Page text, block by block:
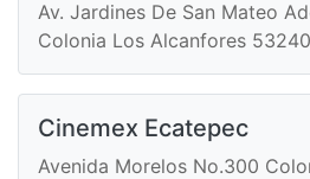
Av. Jardines De San Mateo
Colonia Los Alcanfores
Cinemex Ecatepec
Avenida Morelos No.300